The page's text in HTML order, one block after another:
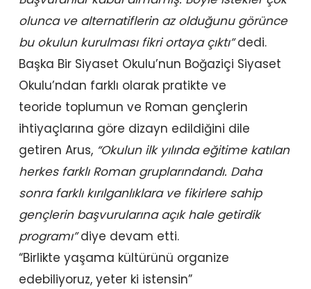
olunca ve alternatiflerin az olduğunu görünce
bu okulun kurulması fikri ortaya çıktı”dedi.
Başka Bir Siyaset Okulu’nun Boğaziçi Siyaset
Okulu’ndan farklı olarak pratikte ve
teoride toplumun ve Roman gençlerin
ihtiyaçlarına göre dizayn edildiğini dile
getiren Arus,“Okulun ilk yılında eğitime katılan
herkes farklı Roman gruplarındandı. Daha
sonra farklı kırılganlıklara ve fikirlere sahip
gençlerin başvurularına açık hale getirdik
programı”diye devam etti.
“Birlikte yaşama kültürünü organize
edebiliyoruz, yeter ki istensin”